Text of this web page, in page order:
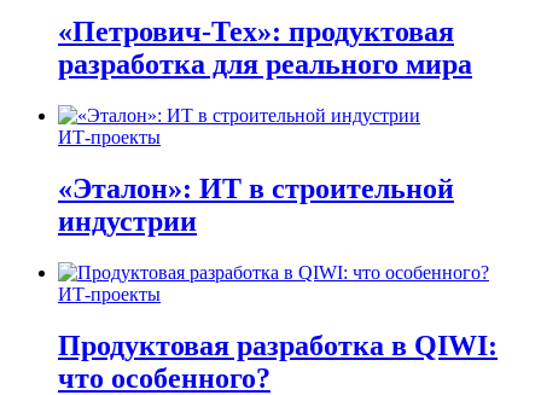
«Петрович-Тех»: продуктовая
разработка для реального мира
ИТ-проекты
«Эталон»: ИТ в строительной
индустрии
ИТ-проекты
Продуктовая разработка в QIWI:
что особенного?